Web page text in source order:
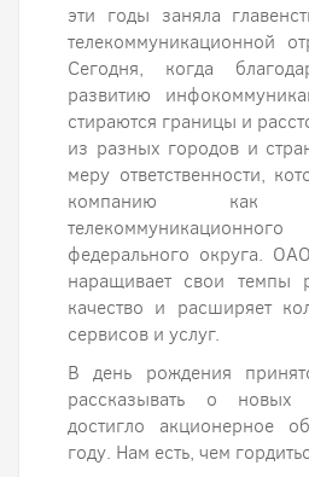
эти годы заняла
телекоммуникационной
Сегодня, когда
развитию
стираются границы и
из разных городов и
меру ответственности,
компанию
федерального округа.
наращивает свои темпы
качество и расширяет
сервисов и услуг.
В день рождения
рассказывать о новых
достигло акционерное
году. Нам есть, чем